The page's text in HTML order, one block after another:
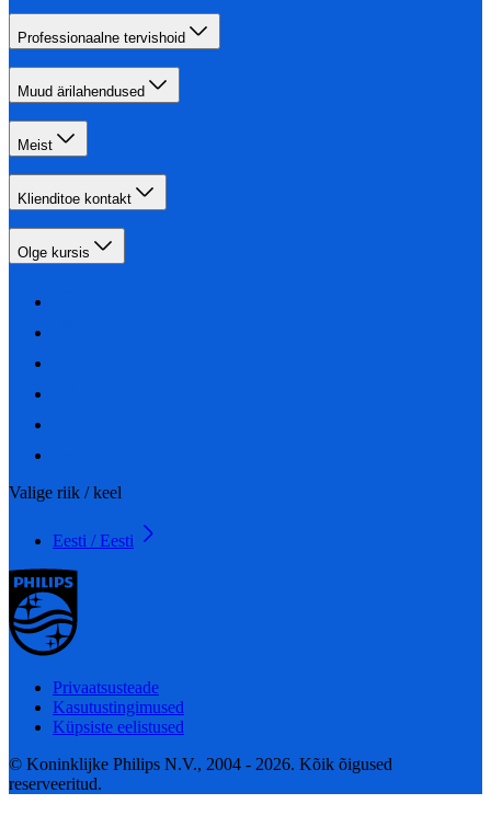
Professionaalne tervishoid
Muud ärilahendused
Meist
Klienditoe kontakt
Olge kursis
Valige riik / keel
Eesti / Eesti
Privaatsusteade
Kasutustingimused
Küpsiste eelistused
© Koninklijke Philips N.V., 2004 - 2026. Kõik õigused
reserveeritud.